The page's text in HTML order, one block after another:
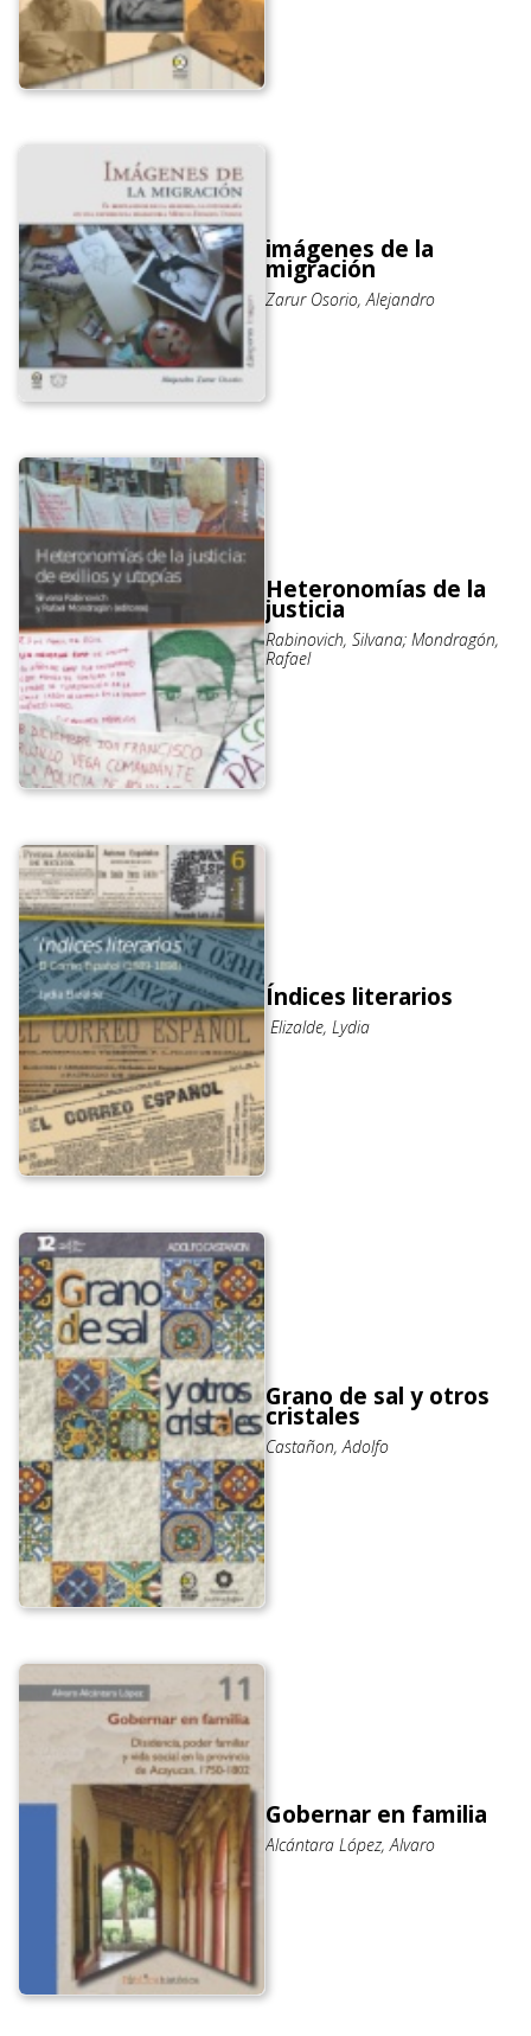
imágenes de la
migración
Zarur Osorio, Alejandro
Heteronomías de la
justicia
Rabinovich, Silvana; Mondragón,
Rafael
Índices literarios
Elizalde, Lydia
Grano de sal y otros
cristales
Castañon, Adolfo
Gobernar en familia
Alcántara López, Alvaro